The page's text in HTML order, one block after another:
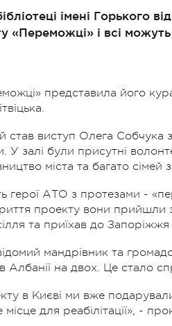
імені Горького
«Переможці» і всі
представила його
став виступ Олега Собчука
У залі були присутні
міста та багато сімей
герої АТО з протезами -
проекту вони
та приїхав до
мандрівник та
Албанії на двох. Це стало
в Києві ми вже
для реабілітації», -